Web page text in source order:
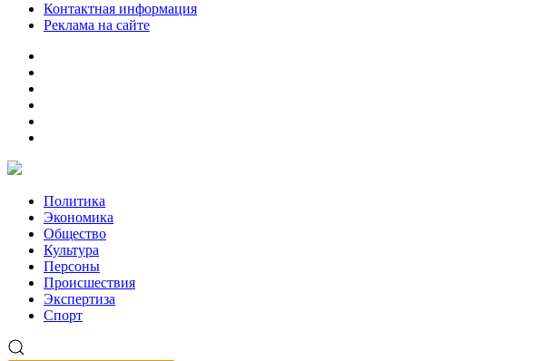
Контактная информация
Реклама на сайте
Политика
Экономика
Общество
Культура
Персоны
Происшествия
Экспертиза
Спорт